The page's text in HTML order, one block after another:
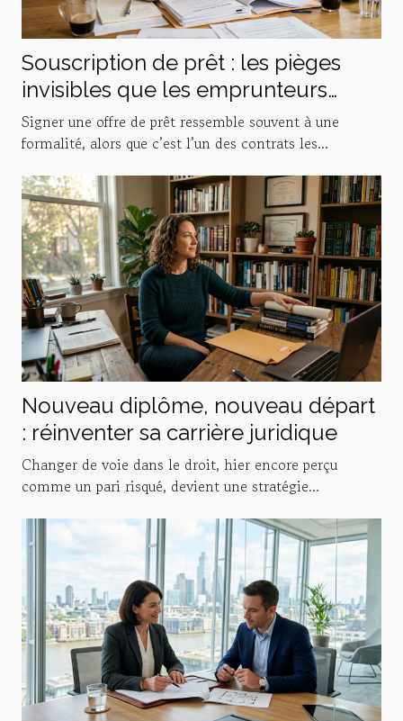
Souscription de prêt : les pièges
invisibles que les emprunteurs
sous-estiment
Signer une offre de prêt ressemble souvent à une
formalité, alors que c’est l’un des contrats les...
Nouveau diplôme, nouveau départ
: réinventer sa carrière juridique
Changer de voie dans le droit, hier encore perçu
comme un pari risqué, devient une stratégie...